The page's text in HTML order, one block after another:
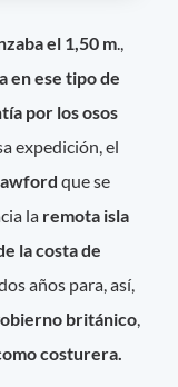
el 1,50 m.,
en ese tipo de
por los osos
expedición, el
que se
la remota isla
la costa de
años para, así,
británico,
costurera.